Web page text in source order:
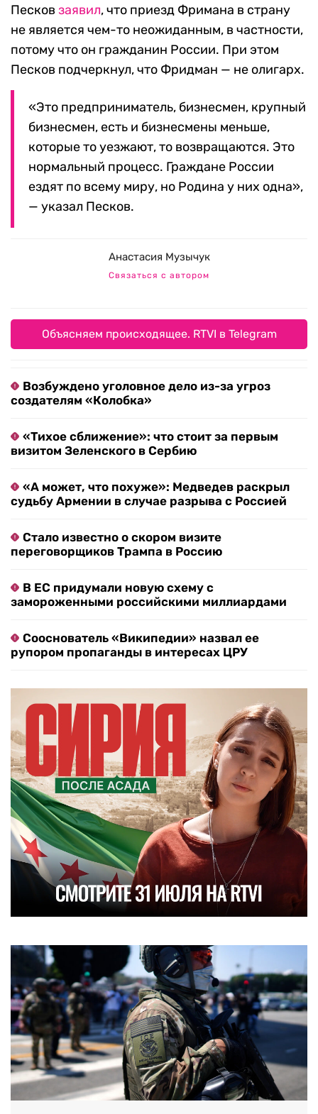
Песков заявил, что приезд Фримана в страну
не является чем-то неожиданным, в частности,
потому что он гражданин России. При этом
Песков подчеркнул, что Фридман — не олигарх.
«Это предприниматель, бизнесмен, крупный
бизнесмен, есть и бизнесмены меньше,
которые то уезжают, то возвращаются. Это
нормальный процесс. Граждане России
ездят по всему миру, но Родина у них одна»,
— указал Песков.
Анастасия Музычук
Связаться с автором
Объясняем происходящее. RTVI в Telegram
Возбуждено уголовное дело из-за угроз
создателям «Колобка»
«Тихое сближение»: что стоит за первым
визитом Зеленского в Сербию
«А может, что похуже»: Медведев раскрыл
судьбу Армении в случае разрыва с Россией
Стало известно о скором визите
переговорщиков Трампа в Россию
В ЕС придумали новую схему с
замороженными российскими миллиардами
Сооснователь «Википедии» назвал ее
рупором пропаганды в интересах ЦРУ